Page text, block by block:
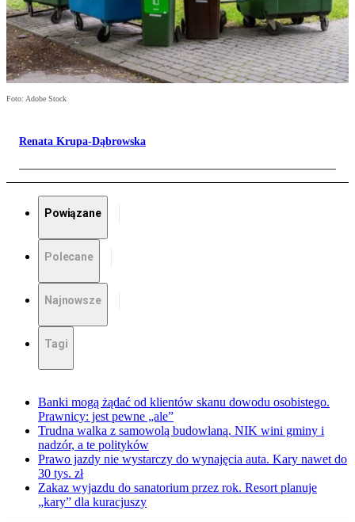
Foto: Adobe Stock
Renata Krupa-Dąbrowska
Powiązane
Polecane
Najnowsze
Tagi
Banki mogą żądać od klientów skanu dowodu osobistego.
Prawnicy: jest pewne „ale”
Trudna walka z samowolą budowlaną. NIK wini gminy i
nadzór, a te polityków
Prawo jazdy nie wystarczy do wynajęcia auta. Kary nawet do
30 tys. zł
Zakaz wyjazdu do sanatorium przez rok. Resort planuje
„kary” dla kuracjuszy